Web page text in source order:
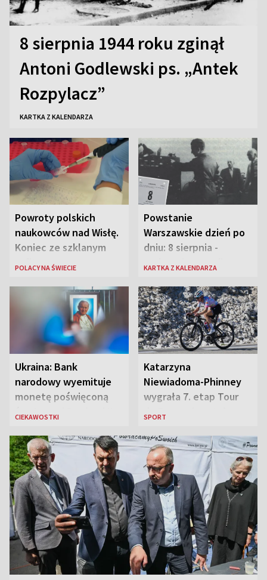
8 sierpnia 1944 roku zginął
Antoni Godlewski ps. „Antek
Rozpylacz”
KARTKA Z KALENDARZA
Powroty polskich
naukowców nad Wisłę.
Koniec ze szklanym
sufitem
POLACY NA ŚWIECIE
Powstanie
Warszawskie dzień po
dniu: 8 sierpnia -
rozbrzmiewa radio
„Antka Rozpylacza”
KARTKA Z KALENDARZA
Ukraina: Bank
narodowy wyemituje
monetę poświęconą
CIEKAWOSTKI
Katarzyna
Niewiadoma-Phinney
wygrała 7. etap Tour
SPORT